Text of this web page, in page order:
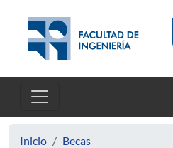
Inicio Becas